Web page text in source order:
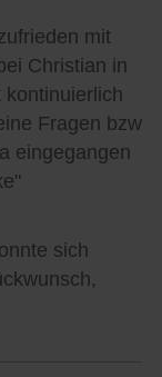
mit
Christian in
kontinuierlich
Fragen bzw
eingegangen
sich